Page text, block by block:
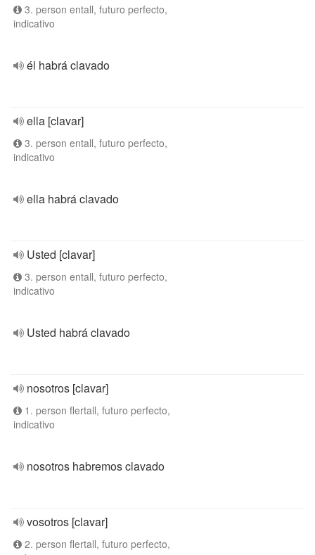
3. person entall, futuro perfecto,
indicativo
él habrá clavado
ella [clavar]
3. person entall, futuro perfecto,
indicativo
ella habrá clavado
Usted [clavar]
3. person entall, futuro perfecto,
indicativo
Usted habrá clavado
nosotros [clavar]
1. person flertall, futuro perfecto,
indicativo
nosotros habremos clavado
vosotros [clavar]
2. person flertall, futuro perfecto,